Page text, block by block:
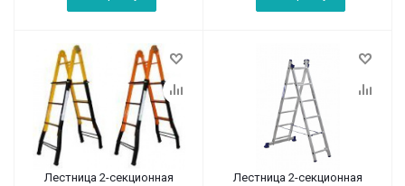
Лестница 2-секционная Лестница 2-секционная